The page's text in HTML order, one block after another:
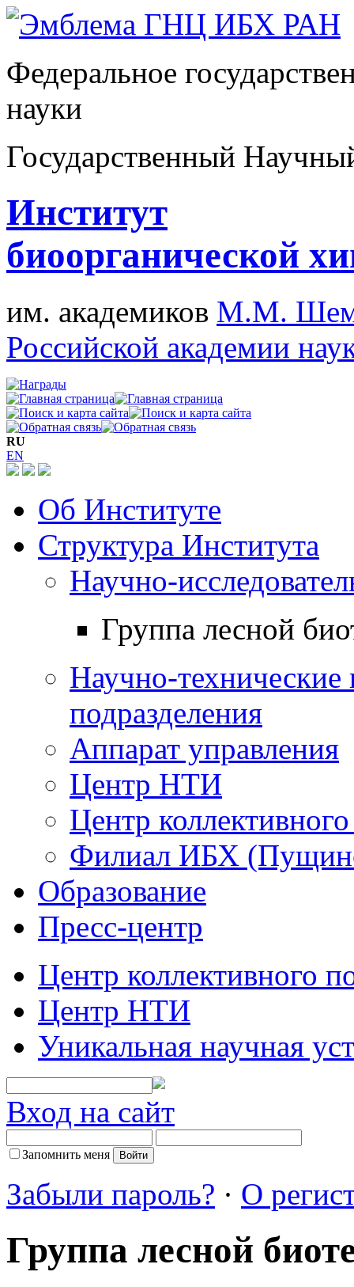
Федеральное
науки
Государственный
Институт
биоорганической
им. академиков М.М.
Российской академии
RU
EN
Об Институте
Структура Института
Научно-
Группа лесной
Научно-технические
подразделения
Аппарат управления
Центр НТИ
Центр
Филиал ИБХ
Образование
Пресс-центр
Центр коллективного
Центр НТИ
Уникальная научная
Вход на сайт
Запомнить меня
Забыли пароль? · О
Группа лесной